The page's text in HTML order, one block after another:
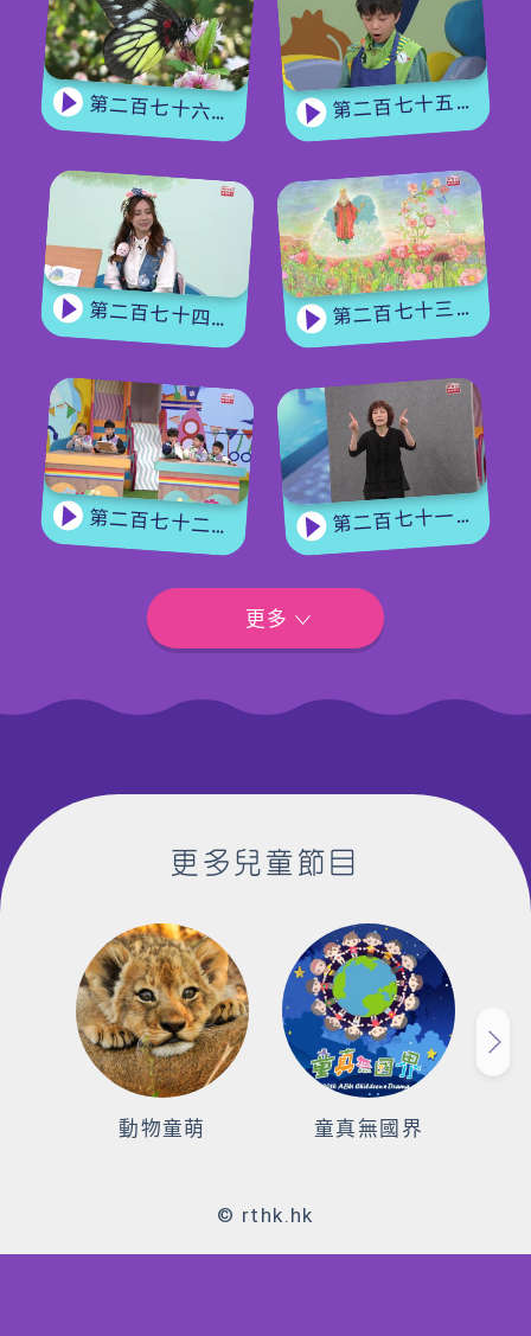
編導：蔡少傑
第二百七十六集 - 【嘉賓來了】 蝴蝶專家 第二百七十五集 - 【手作Easy Job】 盆栽磨菇 【Yummy Time】仲夏蝴蝶粉
第二百七十四集 - 《花神的獎勵》下集 第二百七十三集 - 《花神的獎勵》上集
第二百七十二集 - 【玩轉星期五】眼力大挑戰 第二百七十一集 - 【嘉賓來了】用手語唱歌
更多
更多兒童節目
動物童萌 童真無國界
© rthk.hk